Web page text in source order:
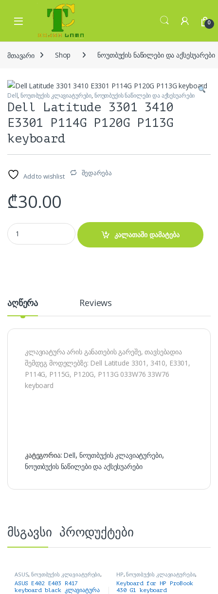
Skip to navigation
Skip to content
Open 0
მთავარი Shop ნოუთბუქის ნაწილები და აქსესუარები
Dell,ნოუთბუქის კლავიატურები, ნოუთბუქის ნაწილები და აქსესუარები
Dell Latitude 3301 3410
E3301 P114G P120G P113G
keyboard
Add to wishlist შედარება
₾30.00
Dell Latitude 3301 3410 E3301 P114G P120G P113G keyboard
კალათაში დამატება
აღწერა Reviews
კლავიატურა არის განათების გარეშე, თავსებადია
შემდეგ მოდელებზე: Dell Latitude 3301, 3410, E3301,
P114G, P115G, P120G, P113G 033W76 33W76
keyboard
კატეგორია: Dell, ნოუთბუქის კლავიატურები,
ნოუთბუქის ნაწილები და აქსესუარები
მსგავსი პროდუქტები
ASUS,ნოუთბუქის კლავიატურები,
ნოუთბუქის ნაწილები და
აქსესუარები
ASUS E402 E403 R417
keyboard black კლავიატურა
HP,ნოუთბუქის კლავიატურები,
ნოუთბუქის ნაწილები და
აქსესუარები
Keyboard for HP ProBook
430 G1 keyboard